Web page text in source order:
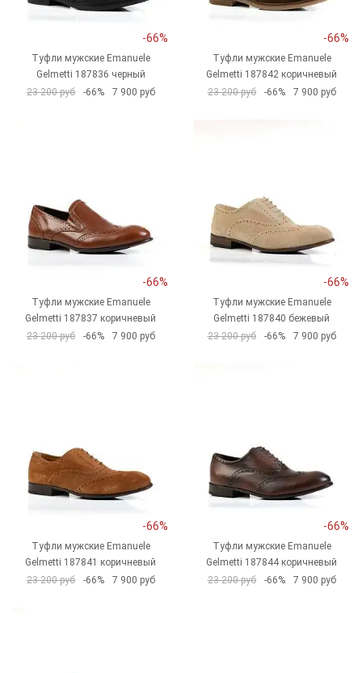
-66%
Туфли мужские Emanuele
Gelmetti 187836 черный
23 200 руб
-66% 7 900 руб
-66%
Туфли мужские Emanuele
Gelmetti 187842 коричневый
23 200 руб
-66% 7 900 руб
-66%
Туфли мужские Emanuele
Gelmetti 187837 коричневый
23 200 руб
-66% 7 900 руб
-66%
Туфли мужские Emanuele
Gelmetti 187840 бежевый
23 200 руб
-66% 7 900 руб
-66%
Туфли мужские Emanuele
Gelmetti 187841 коричневый
23 200 руб
-66% 7 900 руб
-66%
Туфли мужские Emanuele
Gelmetti 187844 коричневый
23 200 руб
-66% 7 900 руб